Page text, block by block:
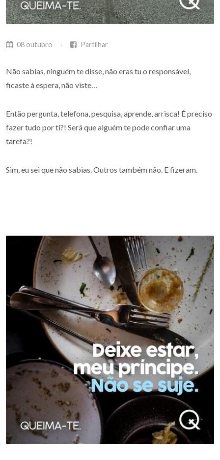
08 outubro Partilhar
Não sabias, ninguém te disse, não eras tu o responsável,
ficaste à espera, não viste…
Então pergunta, telefona, pesquisa, aprende, arrisca! É preciso
fazer tudo por ti?! Será que alguém te pode confiar uma
tarefa?!
Sim, eu sei que não sabias. Outros também não. E fizeram.